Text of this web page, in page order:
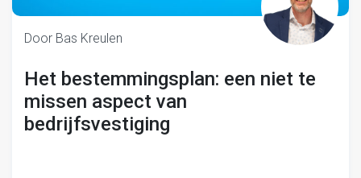
Door Bas Kreulen
Het bestemmingsplan: een niet te
missen aspect van
bedrijfsvestiging